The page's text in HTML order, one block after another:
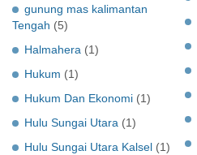
gunung mas kalimantan
Tengah (5)
Halmahera (1)
Hukum (1)
Hukum Dan Ekonomi (1)
Hulu Sungai Utara (1)
Hulu Sungai Utara Kalsel (1)